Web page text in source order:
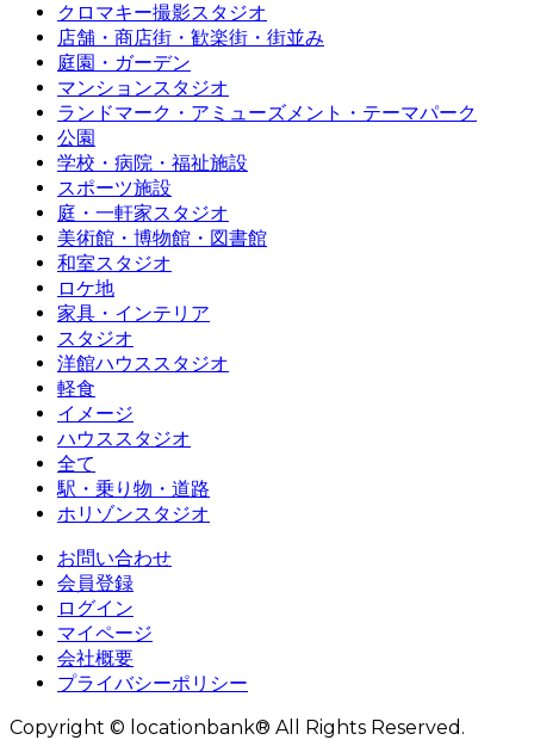
クロマキー撮影スタジオ
店舗・商店街・歓楽街・街並み
庭園・ガーデン
マンションスタジオ
ランドマーク・アミューズメント・テーマパーク
公園
学校・病院・福祉施設
スポーツ施設
庭・一軒家スタジオ
美術館・博物館・図書館
和室スタジオ
ロケ地
家具・インテリア
スタジオ
洋館ハウススタジオ
軽食
イメージ
ハウススタジオ
全て
駅・乗り物・道路
ホリゾンスタジオ
お問い合わせ
会員登録
ログイン
マイページ
会社概要
プライバシーポリシー
Copyright © locationbank® All Rights Reserved.